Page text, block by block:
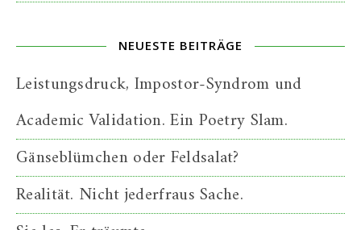
NEUESTE BEITRÄGE
Leistungsdruck, Impostor-Syndrom und
Academic Validation. Ein Poetry Slam.
Gänseblümchen oder Feldsalat?
Realität. Nicht jederfraus Sache.